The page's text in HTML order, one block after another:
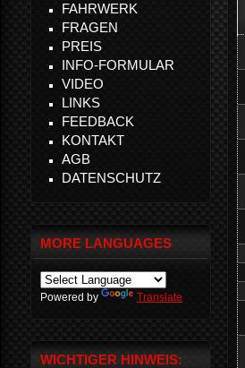
FAHRWERK
FRAGEN
PREIS
INFO-FORMULAR
VIDEO
LINKS
FEEDBACK
KONTAKT
AGB
DATENSCHUTZ
MORE LANGUAGES
Powered by Translate
WICHTIGER HINWEIS: